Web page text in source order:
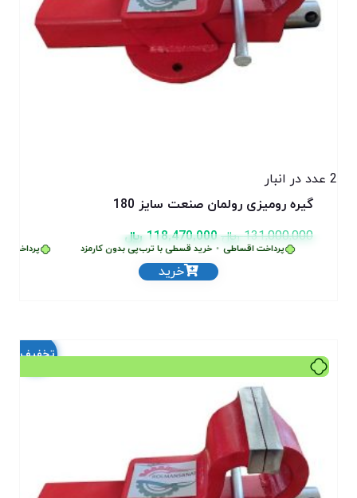
2 عدد در انبار
گیره رومیزی رولمان صنعت سایز 180
131,000,000 ﷼118,470,000 ﷼
پرداخت اقساطی خرید قسطی با ترب‌پی بدون کارمزد پرداخت
خرید
تخفیف!